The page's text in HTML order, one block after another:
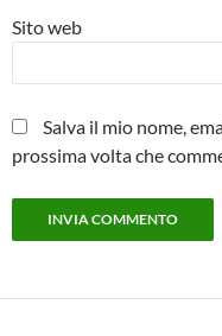
Sito web
Salva il mio nome,
prossima volta che